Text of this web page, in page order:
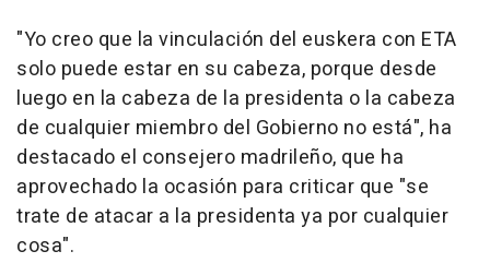
"Yo creo que la vinculación del euskera con ETA
solo puede estar en su cabeza, porque desde
luego en la cabeza de la presidenta o la cabeza
de cualquier miembro del Gobierno no está", ha
destacado el consejero madrileño, que ha
aprovechado la ocasión para criticar que "se
trate de atacar a la presidenta ya por cualquier
cosa".